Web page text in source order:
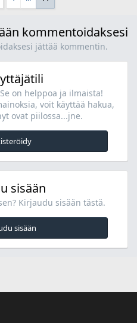
kommentoidaksesi
jättää kommentin.
on helppoa ja ilmaista!
voit käyttää hakua,
ovat piilossa...jne.
sisään
Kirjaudu sisään tästä.
sisään